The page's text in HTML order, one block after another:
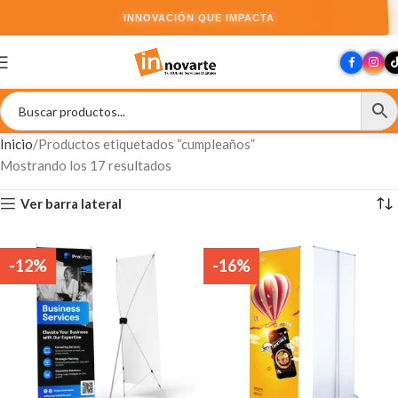
INNOVACIÓN QUE IMPACTA
Inicio Productos etiquetados “cumpleaños”
Mostrando los 17 resultados
Ver barra lateral
-12% -16%